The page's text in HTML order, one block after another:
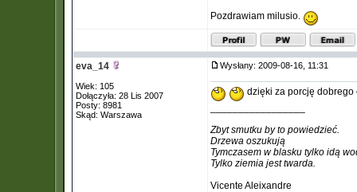
Pozdrawiam milusio.
eva_14
Wiek: 105
Dołączyła: 28 Lis 2007
Posty: 8981
Skąd: Warszawa
Wysłany: 2009-08-16, 11:31
dzięki za porcję dobrego
Zbyt smutku by to powiedzieć.
Drzewa oszukują
Tymczasem w blasku tylko idą
Tylko ziemia jest twarda.
Vicente Aleixandre